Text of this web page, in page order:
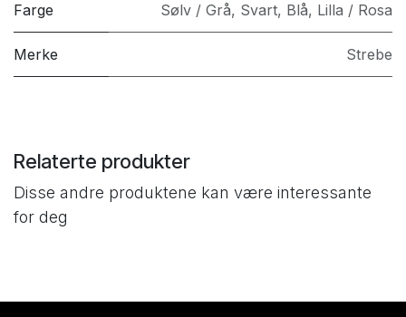
Farge Sølv / Grå, Svart, Blå, Lilla / Rosa
Merke Strebe
Relaterte produkter
Disse andre produktene kan være interessante
for deg